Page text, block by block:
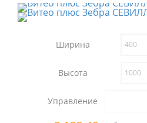
Ширина
Высота
Управление